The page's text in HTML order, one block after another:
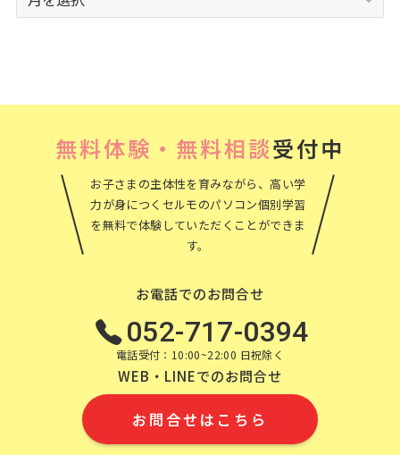
ー
無料体験・無料相談受付中
お子さまの主体性を育みながら、高い学
力が身につくセルモのパソコン個別学習
を無料で体験していただくことができま
す。
お電話でのお問合せ
052-717-0394
電話受付：10:00~22:00 日祝除く
WEB・LINEでのお問合せ
お問合せはこちら